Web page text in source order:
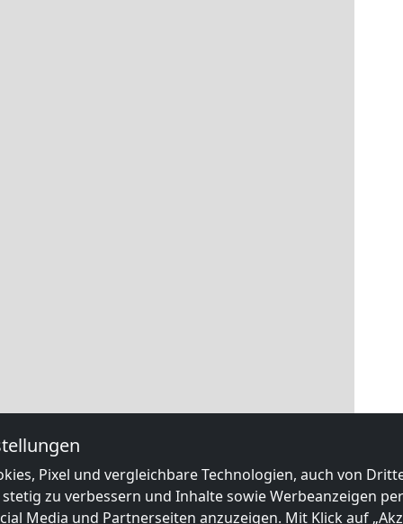
Pixel und vergleichbare Technologien, auch von
zu verbessern und Inhalte sowie Werbeanzeigen
Media und Partnerseiten anzuzeigen. Mit Klick auf